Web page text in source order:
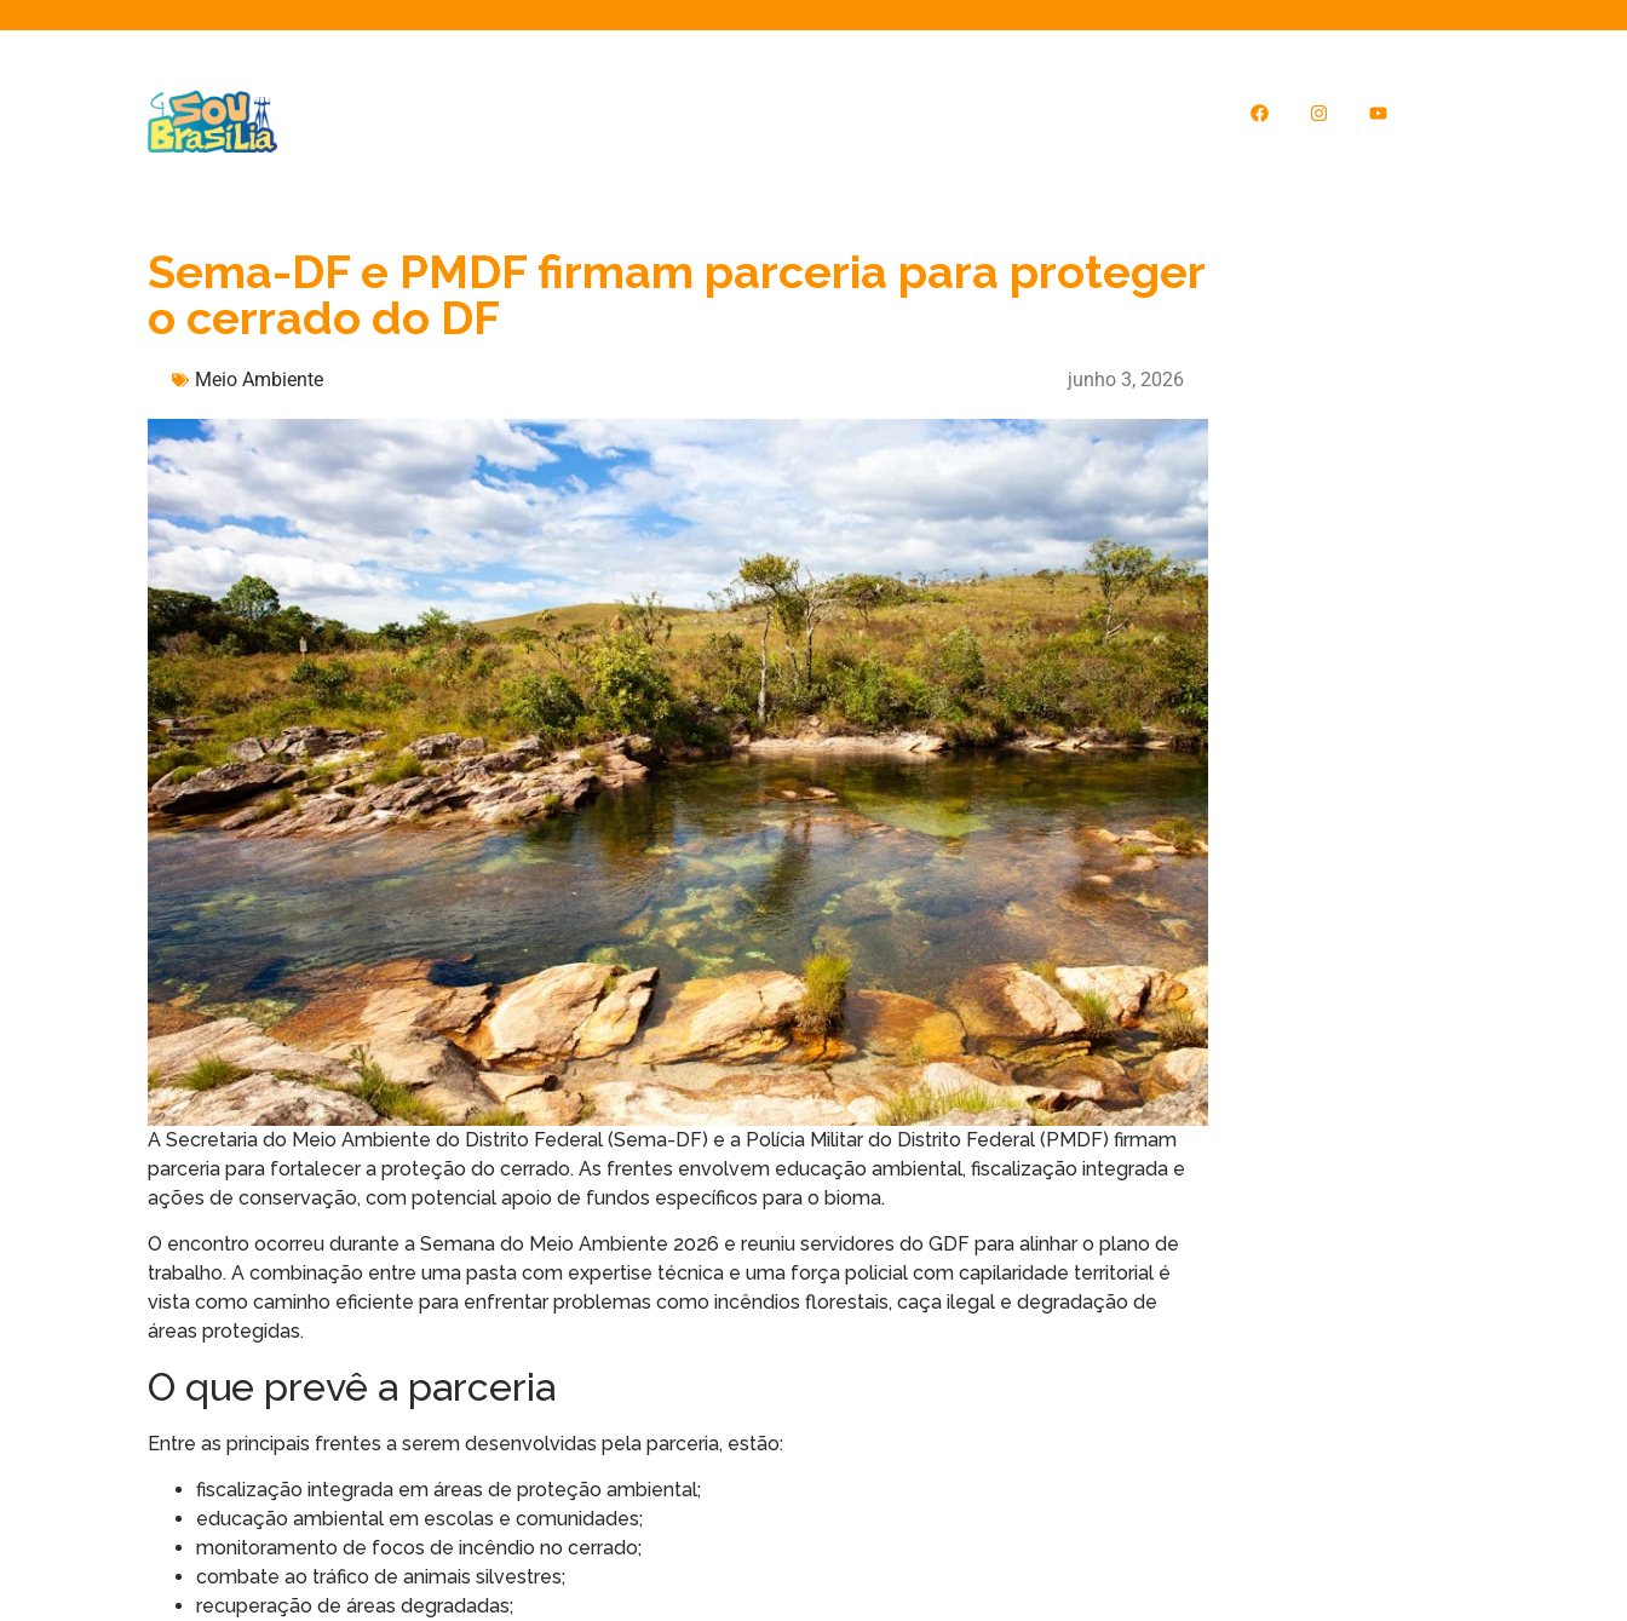
Sema-DF e PMDF firmam parceria para proteger
o cerrado do DF
Meio Ambiente junho 3, 2026
A Secretaria do Meio Ambiente do Distrito Federal (Sema-DF) e a Polícia Militar do Distrito Federal (PMDF) firmam
parceria para fortalecer a proteção do cerrado. As frentes envolvem educação ambiental, fiscalização integrada e
ações de conservação, com potencial apoio de fundos específicos para o bioma.
O encontro ocorreu durante a Semana do Meio Ambiente 2026 e reuniu servidores do GDF para alinhar o plano de
trabalho. A combinação entre uma pasta com expertise técnica e uma força policial com capilaridade territorial é
vista como caminho eficiente para enfrentar problemas como incêndios florestais, caça ilegal e degradação de
áreas protegidas.
O que prevê a parceria
Entre as principais frentes a serem desenvolvidas pela parceria, estão:
fiscalização integrada em áreas de proteção ambiental;
educação ambiental em escolas e comunidades;
monitoramento de focos de incêndio no cerrado;
combate ao tráfico de animais silvestres;
recuperação de áreas degradadas;